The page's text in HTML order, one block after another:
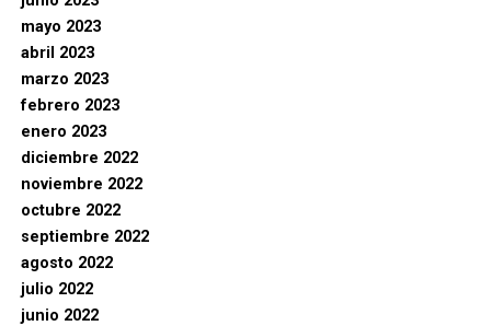
mayo 2023
abril 2023
marzo 2023
febrero 2023
enero 2023
diciembre 2022
noviembre 2022
octubre 2022
septiembre 2022
agosto 2022
julio 2022
junio 2022